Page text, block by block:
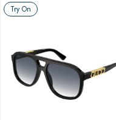
Try On